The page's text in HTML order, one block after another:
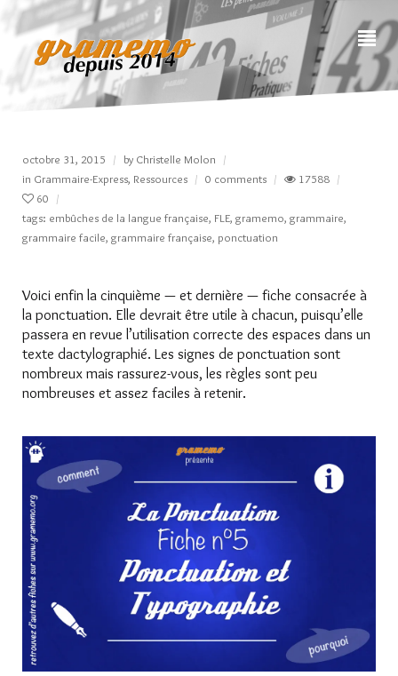
octobre 31, 2015 by Christelle Molon
in Grammaire-Express, Ressources 0 comments
17588
60
tags: embûches de la langue française, FLE, gramemo, grammaire,
grammaire facile, grammaire française, ponctuation
Voici enfin la cinquième — et dernière — fiche consacrée à
la ponctuation. Elle devrait être utile à chacun, puisqu’elle
passera en revue l’utilisation correcte des espaces dans un
texte dactylographié. Les signes de ponctuation sont
nombreux mais rassurez-vous, les règles sont peu
nombreuses et assez faciles à retenir.